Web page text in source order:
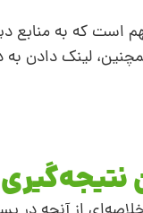
است که به منابع
لینک دادن